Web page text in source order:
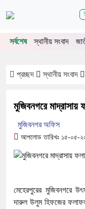
শিরোনাম
মেহেরপুরে জামায়াতের
৫ লাখে নিলামে বিক্রি
প্রশাসনে অনুপ্রবেশ
চুয়াডাঙ্গায় লিগ্যাল এইড
সর্বশেষ স্থানীয় সংবাদ
প্রচ্ছদ স্থানীয় সংবাদ
মুজিবনগরে
মুজিবনগর অফিস
আপলোড তারিখঃ ১৫-০৫-
মেহেরপুরের মুজিবনগরে
দারুল উলুম হিফজের ফলাফল